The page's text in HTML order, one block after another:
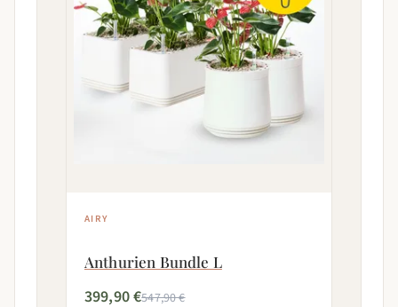
AIRY
Anthurien Bundle L
399,90 €547,90 €